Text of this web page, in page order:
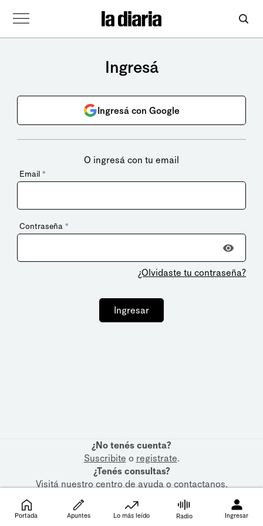
Ingresá
Ingresá con Google
O ingresá con tu email
Email *
Contraseña *
¿Olvidaste tu contraseña?
Ingresar
¿No tenés cuenta?
Suscribite o registrate.
¿Tenés consultas?
Visitá nuestrocentro de ayudaocontactanos.
Portada Apuntes Lo más leído Radio Ingresar